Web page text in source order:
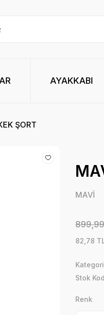
AYAKKABI
ŞORT
MAVİ
82,78
Kategori
Stok
Renk